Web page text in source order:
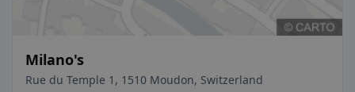
Milano's
Rue du Temple 1, 1510 Moudon, Switzerland